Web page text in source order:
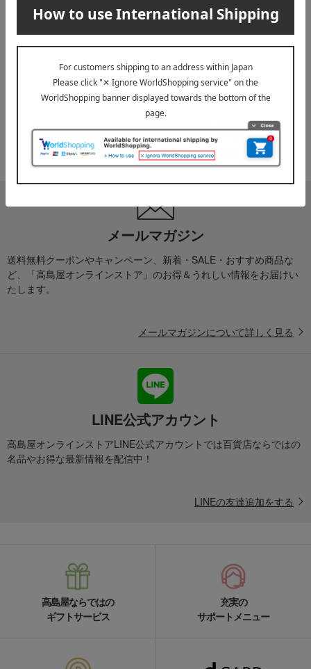
INFORMATION
大切なお知らせ
2026年07月29日
お届け遅延のお知らせ
『お届け先のご住所』ご確認のお願い
メールマガジン
送料無料クーポンやキャンペーン、新着・SALE・おすすめ商品な
ど、「高島屋オンラインストア」のお得＆うれしい情報をお届けい
たします。
メールマガジンについて詳しく見る
LINE公式アカウント
高島屋オンラインストアLINE公式アカウントでは百貨店ならではの
名品やお得な最新情報を配信中！
LINEの友達追加をする
高島屋ならではの
ギフトサービス
充実の
サポートメニュー